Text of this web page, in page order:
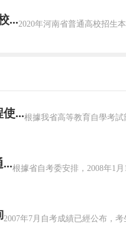
行評估企業。
...
...
...